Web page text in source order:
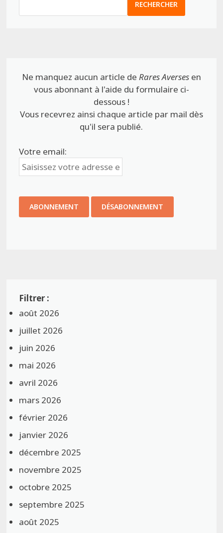
RECHERCHER
Ne manquez aucun article de Rares Aversesen
vous abonnant à l'aide du formulaire ci-
dessous !
Vous recevrez ainsi chaque article par mail dès
qu'il sera publié.
Votre email:
août 2026
juillet 2026
juin 2026
mai 2026
avril 2026
mars 2026
février 2026
janvier 2026
décembre 2025
novembre 2025
octobre 2025
septembre 2025
août 2025